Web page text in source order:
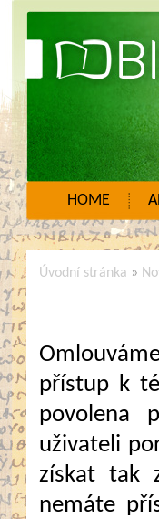
HOME
Úvodní stránka »
přístup k
povolena
uživateli
získat tak
nemáte